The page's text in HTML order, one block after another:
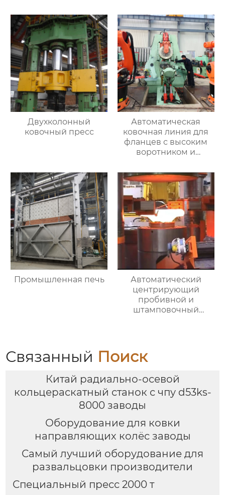
Двухколонный
ковочный пресс
Автоматическая
ковочная линия для
фланцев с высоким
воротником и
Промышленная печь
Автоматический
центрирующий
пробивной и
штамповочный
Связанный Поиск
Китай радиально-осевой
кольцераскатный станок с чпу d53ks-
8000 заводы
Оборудование для ковки
направляющих колёс заводы
Самый лучший оборудование для
развальцовки производители
Специальный пресс 2000 т